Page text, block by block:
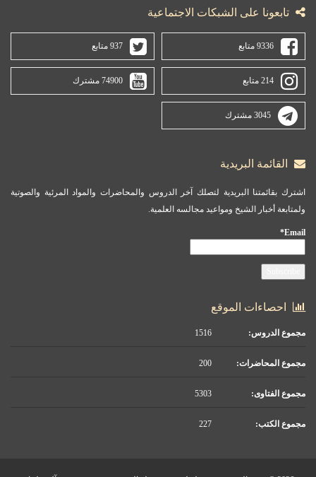
تابعونا على الشبكات الاجتماعية
9336 متابع 937 متابع
214 متابع 74900 مشترك
3045 مشترك
القائمة البريدية
اشترك بقائمتنا البريدية لتصلك آخر الدروس والمحاضرات والمواد المرئية والصوتية
ولمتابعة أخبار الشيخ ومواعيد مجالسه العلمية.
Email*
احصاءات الموقع
مجموع الدروس:
مجموع المحاضرات:
مجموع الفتاوى:
مجموع الكتب: